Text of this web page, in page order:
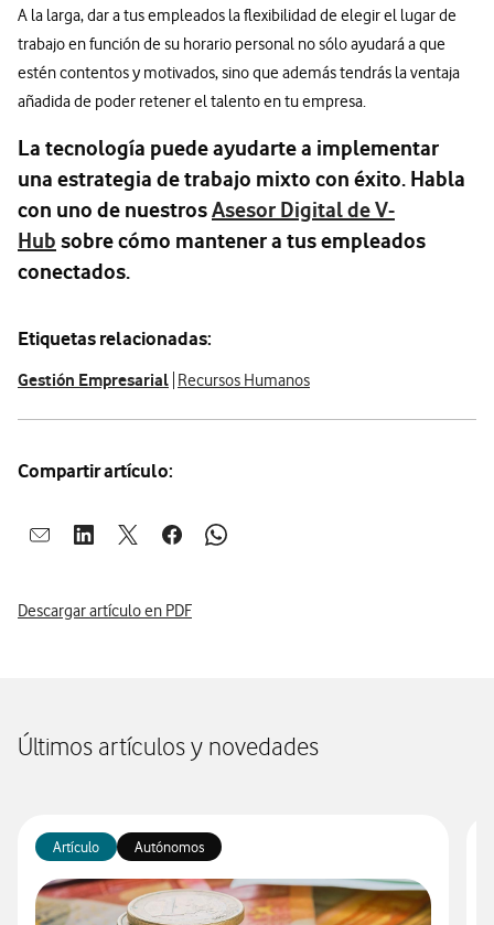
A la larga, dar a tus empleados la flexibilidad de elegir el lugar de
trabajo en función de su horario personal no sólo ayudará a que
estén contentos y motivados, sino que además tendrás la ventaja
añadida de poder retener el talento en tu empresa.
La tecnología puede ayudarte a implementar
una estrategia de trabajo mixto con éxito. Habla
con uno de nuestrosAsesor Digital de V-
Hub sobre cómo mantener a tus empleados
conectados.
Etiquetas relacionadas:
Gestión Empresarial Recursos Humanos
Compartir artículo:
Abrir ventana para compartir en mail
Abrir ventana para compartir en linkedin
Abrir ventana para compartir en twitter
Abrir ventana para compartir en facebook
Abrir ventana para compartir en
Descargar artículo en PDF
Últimos artículos y novedades
Artículo Autónomos